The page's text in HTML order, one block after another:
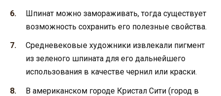
Шпинат можно замораживать, тогда существует
возможность сохранить его полезные свойства.
Средневековые художники извлекали пигмент
из зеленого шпината для его дальнейшего
использования в качестве чернил или краски.
В американском городе Кристал Сити (город в